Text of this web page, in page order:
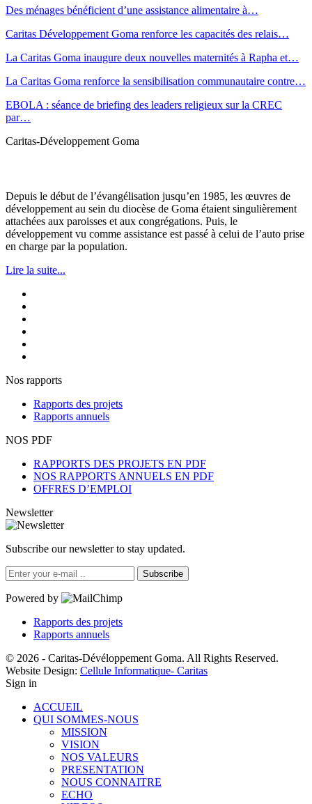
Des ménages bénéficient d’une assistance alimentaire à…
Caritas Développement Goma renforce les capacités des relais…
La Caritas Goma inaugure deux nouvelles maternités à Rapha et…
La Caritas Goma renforce la sensibilisation communautaire contre…
EBOLA : séance de briefing des leaders religieux sur la CREC
par…
Caritas-Développement Goma
Depuis le début de l’évangélisation jusqu’en 1985, les œuvres de
développement au sein du diocèse de Goma étaient singulièrement
attachées aux paroisses et aux congrégations. Puis, le
développement vu comme assistance est passé à celui de l’auto prise
en charge par la population.
Lire la suite...
Nos rapports
Rapports des projets
Rapports annuels
NOS PDF
RAPPORTS DES PROJETS EN PDF
NOS RAPPORTS ANNUELS EN PDF
OFFRES D’EMPLOI
Newsletter
Subscribe our newsletter to stay updated.
Subscribe
Powered by
Rapports des projets
Rapports annuels
© 2026 - Caritas-Dévéloppement Goma. All Rights Reserved.
Website Design: Cellule Informatique- Caritas
Sign in
ACCUEIL
QUI SOMMES-NOUS
MISSION
VISION
NOS VALEURS
PRESENTATION
NOUS CONNAITRE
ECHO